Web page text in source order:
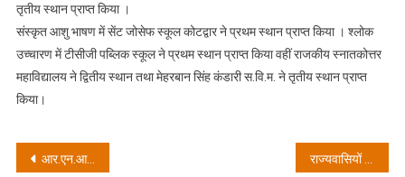
तृतीय स्थान प्राप्त किया ।
संस्कृत आशु भाषण में सेंट जोसेफ स्कूल कोटद्वार ने प्रथम स्थान प्राप्त किया । श्लोक
उच्चारण में टीसीजी पब्लिक स्कूल ने प्रथम स्थान प्राप्त किया वहीं राजकीय स्नातकोत्तर
महाविद्यालय ने द्वितीय स्थान तथा मेहरबान सिंह कंडारी स.वि.म. ने तृतीय स्थान प्राप्त
किया।
Post
आर.एन.आई.इण्टर कॉलेज में खण्डस्तरीय छात्र प्रतियोगिता का आयोजन उत्तराखण्ड की द्वितीय राजभाषा के संरक्षण एवं संवर्धन हेतु संस्कृत महोत्सव के रूप किया गया